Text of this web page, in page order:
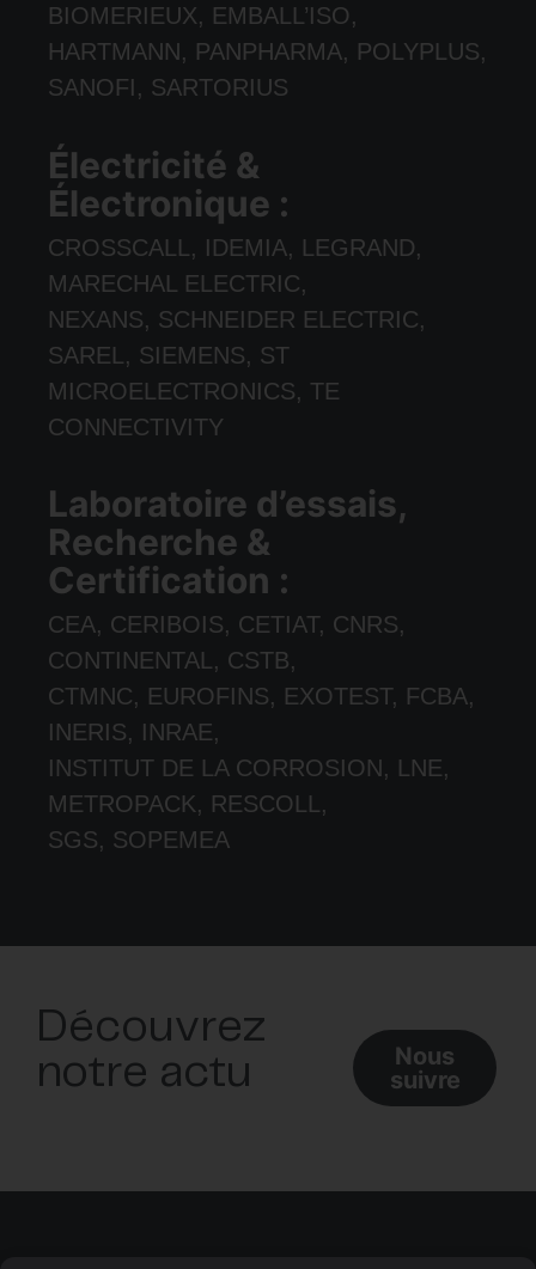
BIOMERIEUX, EMBALL’ISO,
HARTMANN, PANPHARMA, POLYPLUS,
SANOFI, SARTORIUS
Électricité &
Électronique :
CROSSCALL, IDEMIA, LEGRAND,
MARECHAL ELECTRIC,
NEXANS, SCHNEIDER ELECTRIC,
SAREL, SIEMENS, ST
MICROELECTRONICS, TE
CONNECTIVITY
Laboratoire d’essais,
Recherche &
Certification :
CEA, CERIBOIS, CETIAT, CNRS,
CONTINENTAL, CSTB,
CTMNC, EUROFINS, EXOTEST, FCBA,
INERIS, INRAE,
INSTITUT DE LA CORROSION, LNE,
METROPACK, RESCOLL,
SGS, SOPEMEA
Découvrez
notre actu
Nous
suivre